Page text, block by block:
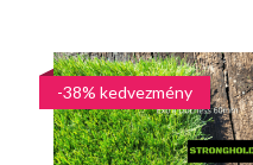
12.990 FT.
-38% kedvezmény